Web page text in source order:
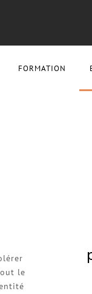
FORMATION
le